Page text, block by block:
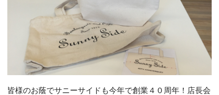
皆様のお蔭でサニーサイドも今年で創業４０周年！店長会